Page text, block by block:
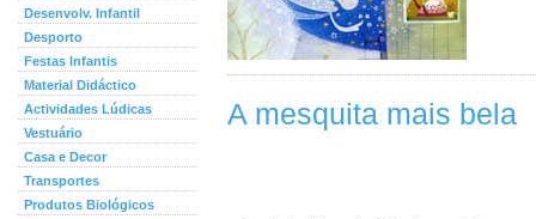
Desenvolv. Infantil
Desporto
Festas Infantis
Material Didáctico
Actividades Lúdicas
Vestuário
Casa e Decor
Transportes
Produtos Biológicos
A mesquita mais bela